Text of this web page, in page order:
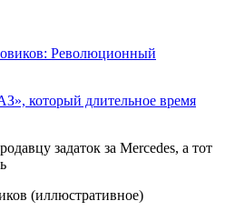
Революционный
который длительное время
(иллюстративное)